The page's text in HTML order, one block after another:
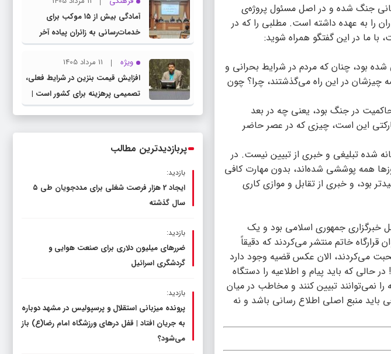
جنگ شده و در اصل مسئول پروژه‌ی
شده و در مقطعی مسئولیت تبلیغات لشکر ۲۵ کربلا در مازندران را به عهده داشته است. مطلبی را که در
ما در این گفتگو همراه شوید:
بود، چنان که مردم در شرایط بحرانی و
چیزشان در این راه می‌گذشتند، چرا؟ چون
در جنگ بود، یعنی چه در بعد
این است، چیزی که در عصر حاضر
شده تبلیغی و خبری از تبیین نیست. در
همه پوششی شده‌اند، بدون مهارت کافی
بود، و خبری از تقابل و موازی کاری
خبرگزاری جمهوری اسلامی بود و یک
خاتم منتشر می‌کردند که دقیقاً
می‌کردند، الان عکس قضیه وجود دارد
که باید پیام و اطلاعیه را دستگاه
نمی‌توانند تبیین کنند و مخاطب در میان
منبع اصلی اطلاع رسانی باشد و نه
کمیسیون آموزش مجلس با مدیرکل
آموزش و پرورش خراسان رضوی
آمادگی بیش از ۱۵ موکب برای
خدمات‌رسانی به زائران پیاده آخر
صفر در شهرستان چناران
ویژه
11 مرداد 1405
افزایش قیمت بنزین در شرایط فعلی،
تصمیمی پرهزینه برای کشور است |
دولت، قاچاق سوخت و عوامل اصلی
پربازدیدترین مطالب
بازدید:
ایجاد 2 هزار فرصت شغلی برای مددجویان طی ۵
سال گذشته
بازدید:
ضررهای میلیون دلاری برای صنعت هوایی و
گردشگری اسرائیل
بازدید:
پرونده میزبانی استقلال و پرسپولیس در مشهد دوباره
به جریان افتاد | قفل در‌های ورزشگاه امام رضا(ع) باز
می‌شود؟